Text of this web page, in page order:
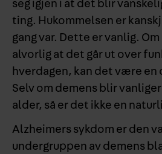
seg igjen i at det blir
ting. Hukommelsen er
gang var. Dette er vanlig.
alvorlig at det går ut over
hverdagen, kan det være
Selv om demens blir
alder, så er det ikke en
Alzheimers sykdom er den
undergruppen av demens